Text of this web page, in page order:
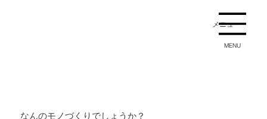
メニュー
MENU
なんのモノづくりでしょうか？